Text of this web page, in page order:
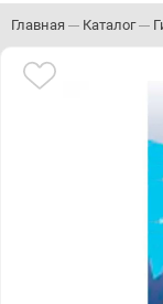
Главная Каталог